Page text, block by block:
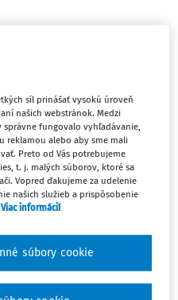
osobných
registri zmlúv je
zároveň podmienkou ich
však musí byť
údajov a zákonné
informácií. Nesprávny
síl prinášať vysokú úroveň
našich webstránok. Medzi
fungovalo vyhľadávanie,
reklamou alebo aby sme mali
Preto od Vás potrebujeme
t. j. malých súborov, ktoré sa
Vopred ďakujeme za udelenie
našich služieb a prispôsobenie
Viac informácií
súbory cookie